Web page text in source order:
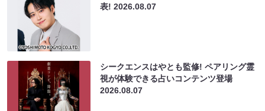
表!2026.08.07
シークエンスはやとも監修! ペアリング霊
視が体験できる占いコンテンツ登場
2026.08.07